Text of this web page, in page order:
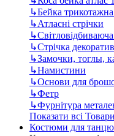
↳Бейка
↳Атласні стрічки
↳Світловідбиваюча
↳Стрічка
↳Замочки, тоглы,
↳Намистини
↳Основи для
↳Фетр
↳Фурнітура
Показати всі
Костюми для